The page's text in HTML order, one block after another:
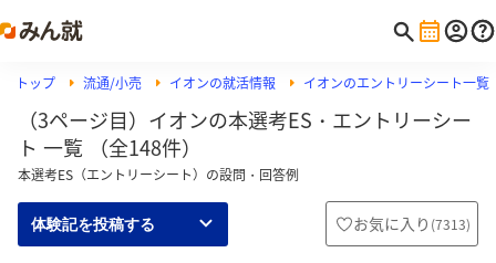
トップ 流通/小売 イオンの就活情報 イオンのエントリーシート一覧
（3ページ目）イオンの本選考ES・エントリーシー
ト 一覧 （全148件）
本選考ES（エントリーシート）の設問・回答例
体験記を投稿する お気に入り (7313)